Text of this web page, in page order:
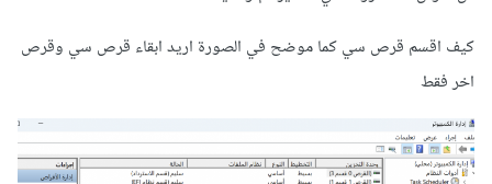
كيف اقسم قرص سي كما موضح في الصورة اريد ابقاء قرص سي وقرص
اخر فقط